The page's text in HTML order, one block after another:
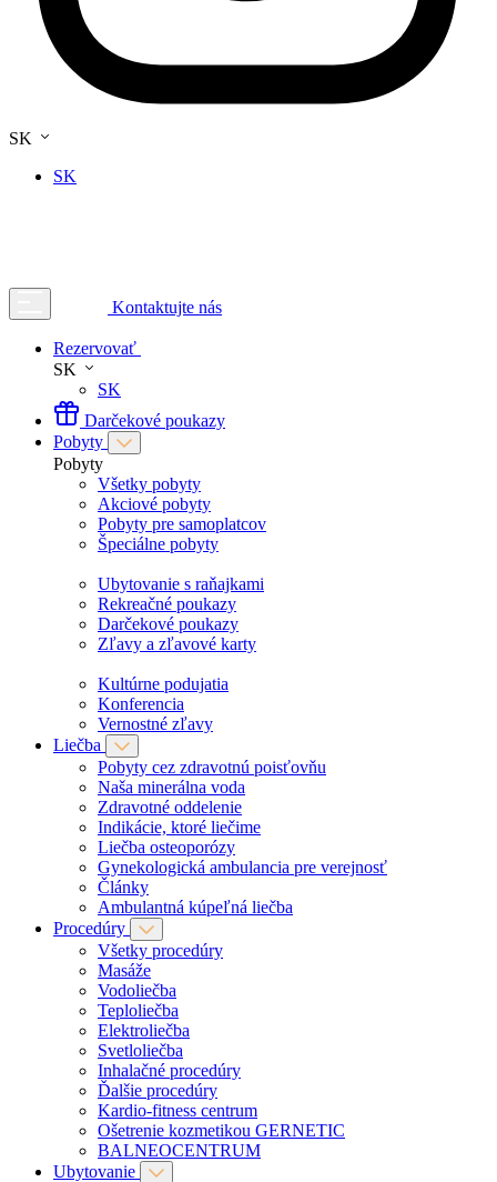
SK
SK
Kontaktujte nás
Rezervovať
SK
SK
Darčekové poukazy
Pobyty
Pobyty
Všetky pobyty
Akciové pobyty
Pobyty pre samoplatcov
Špeciálne pobyty
Ubytovanie s raňajkami
Rekreačné poukazy
Darčekové poukazy
Zľavy a zľavové karty
Kultúrne podujatia
Konferencia
Vernostné zľavy
Liečba
Pobyty cez zdravotnú poisťovňu
Naša minerálna voda
Zdravotné oddelenie
Indikácie, ktoré liečime
Liečba osteoporózy
Gynekologická ambulancia pre verejnosť
Články
Ambulantná kúpeľná liečba
Procedúry
Všetky procedúry
Masáže
Vodoliečba
Teploliečba
Elektroliečba
Svetloliečba
Inhalačné procedúry
Ďalšie procedúry
Kardio-fitness centrum
Ošetrenie kozmetikou GERNETIC
BALNEOCENTRUM
Ubytovanie